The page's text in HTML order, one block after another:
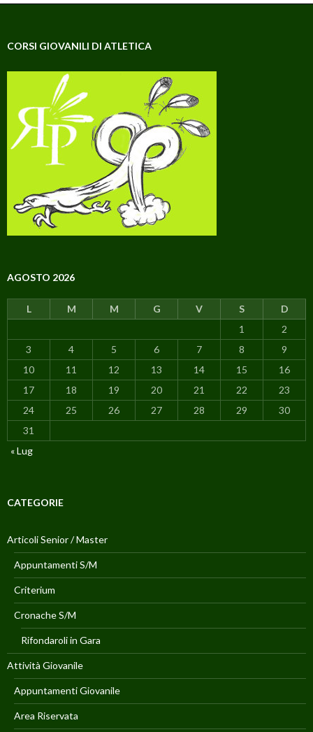
CORSI GIOVANILI DI ATLETICA
AGOSTO 2026
L M M G V S
D
1
2
3
4 5 6 7 8
9
10
11 12 13 14 15
16
17
18 19 20 21 22
23
24
25 26 27 28 29
30
31
« Lug
CATEGORIE
Articoli Senior / Master
Appuntamenti S/M
Criterium
Cronache S/M
Rifondaroli in Gara
Attività Giovanile
Appuntamenti Giovanile
Area Riservata